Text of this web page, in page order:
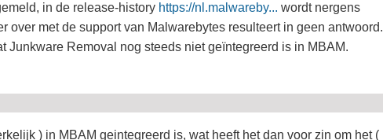
in de release-history https://nl.malwareby... wordt nergens
over met de support van Malwarebytes resulteert in geen antwoord.
Junkware Removal nog steeds niet geïntegreerd is in MBAM.
) in MBAM geintegreerd is, wat heeft het dan voor zin om het (